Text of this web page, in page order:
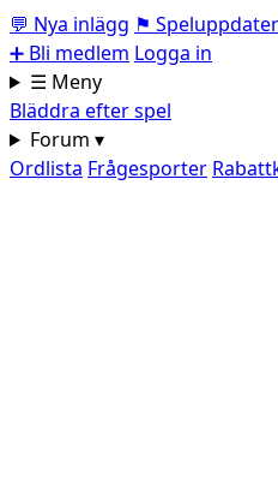
💬 Nya inlägg ⚑
➕ Bli medlem Logga in
☰ Meny
Bläddra efter spel
Forum ▾
Ordlista Frågesporter